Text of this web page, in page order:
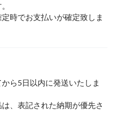
時でお支払いが確定致しま
ら5日以内に発送いたしま
、表記された納期が優先さ